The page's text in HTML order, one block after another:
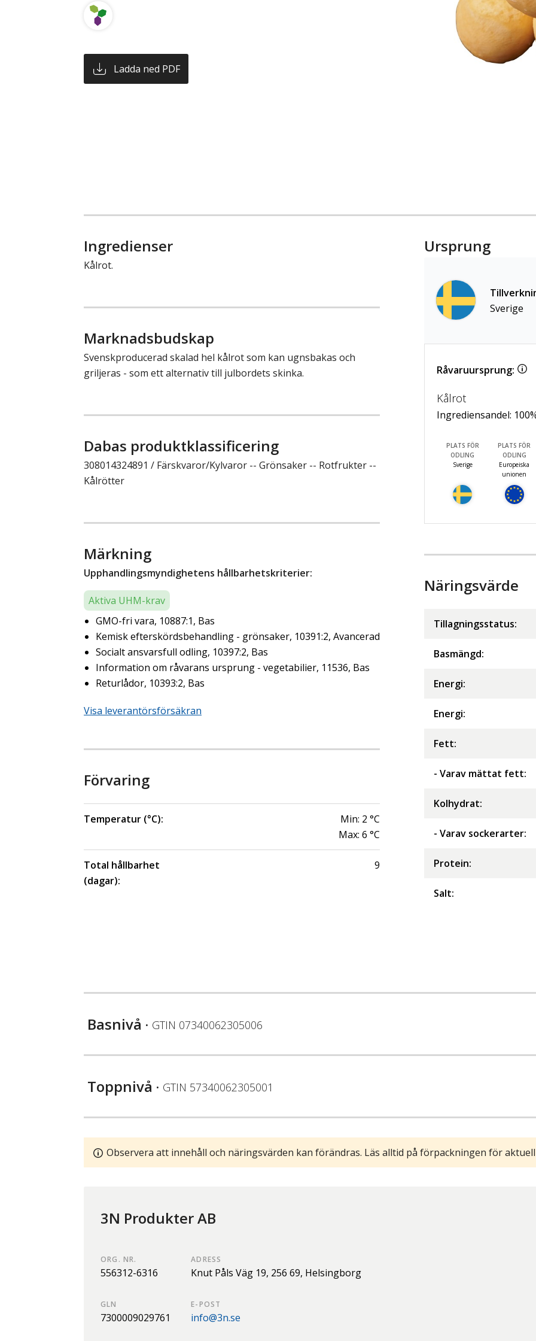
Ladda ned PDF
Ingredienser
Kålrot.
Marknadsbudskap
Svenskproducerad skalad hel kålrot som kan ugnsbakas och
griljeras - som ett alternativ till julbordets skinka.
Dabas produktklassificering
308014324891 / Färskvaror/Kylvaror -- Grönsaker -- Rotfrukter --
Kålrötter
Märkning
Upphandlingsmyndighetens hållbarhetskriterier:
Aktiva UHM-krav
GMO-fri vara, 10887:1, Bas
Kemisk efterskördsbehandling - grönsaker, 10391:2, Avancerad
Socialt ansvarsfull odling, 10397:2, Bas
Information om råvarans ursprung - vegetabilier, 11536, Bas
Returlådor, 10393:2, Bas
Visa leverantörsförsäkran
Förvaring
Temperatur (°C): Min: 2 °C
Max: 6 °C
Total hållbarhet
(dagar):
9
Ursprung
Sverige
Råvaruursprung:
Kålrot
Ingrediensandel: 100
PLATS FÖR
ODLING
Sverige
PLATS FÖR
ODLING
Europeiska
unionen
Näringsvärde
Tillagningsstatus:
Basmängd:
Energi:
Energi:
Fett:
- Varav mättat fett:
Kolhydrat:
- Varav sockerarter:
Protein:
Salt:
Basnivå • GTIN 07340062305006
Toppnivå • GTIN 57340062305001
Observera att innehåll och näringsvärden kan förändras. Läs alltid på förpackningen för
3N Produkter AB
ORG. NR.
556312-6316
GLN
7300009029761
ADRESS
Knut Påls Väg 19, 256 69, Helsingborg
E-POST
info@3n.se